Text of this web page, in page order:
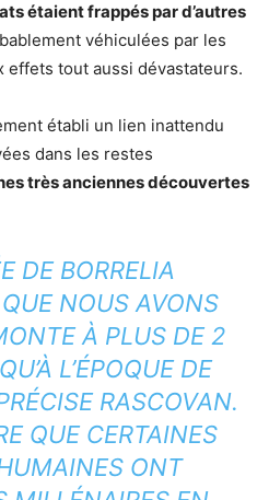
étaient frappés par d’autres
véhiculées par les
effets tout aussi dévastateurs.
établi un lien inattendu
dans les restes
très anciennes découvertes
DE BORRELIA
NOUS AVONS
À PLUS DE 2
L’ÉPOQUE DE
RASCOVAN.
QUE CERTAINES
ONT